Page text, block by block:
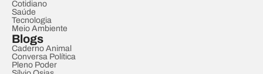
Cotidiano
Saúde
Tecnologia
Meio Ambiente
Blogs
Caderno Animal
Conversa Política
Pleno Poder